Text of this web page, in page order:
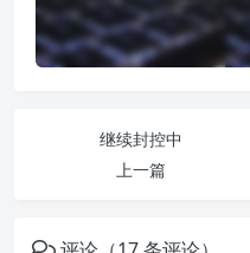
继续封控中
上一篇